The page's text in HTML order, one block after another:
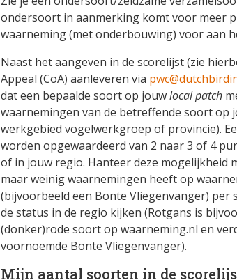
ondersoort in aanmerking komt voor meer
waarneming (met onderbouwing) voor aan
Naast het aangeven in de scorelijst (zie
Appeal (CoA) aanleveren via
dat een bepaalde soort op jouwlocal patch
waarnemingen van de betreffende soort op
werkgebied vogelwerkgroep of provincie).
worden opgewaardeerd van 2 naar 3 of 4
of in jouw regio. Hanteer deze mogelijkheid
maar weinig waarnemingen heeft op
(bijvoorbeeld een Bonte Vliegenvanger) per
de status in de regio kijken (Rotgans is
(donker)rode soort op waarneming.nl en
voornoemde Bonte Vliegenvanger).
Mijn aantal soorten in de